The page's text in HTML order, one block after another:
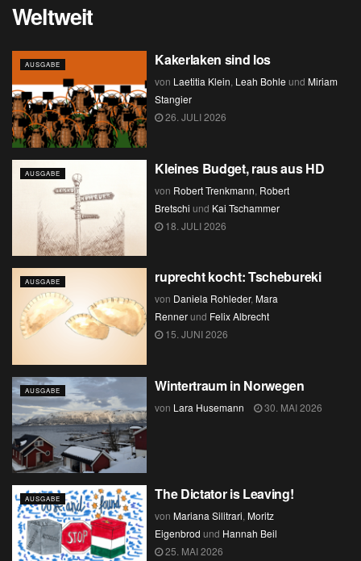
Weltweit
AUSGABE Kakerlaken sind los
von Laetitia Klein, Leah Bohle undMiriam
Stangier
26. JULI 2026
AUSGABE Kleines Budget, raus aus HD
von Robert Trenkmann, Robert
Bretschi und Kai Tschammer
18. JULI 2026
AUSGABE ruprecht kocht: Tschebureki
von Daniela Rohleder,Mara
Rennerund Felix Albrecht
15. JUNI 2026
AUSGABE Wintertraum in Norwegen
von Lara Husemann 30. MAI 2026
AUSGABE The Dictator is Leaving!
von Mariana Silitrari,Moritz
Eigenbrod und Hannah Beil
25. MAI 2026